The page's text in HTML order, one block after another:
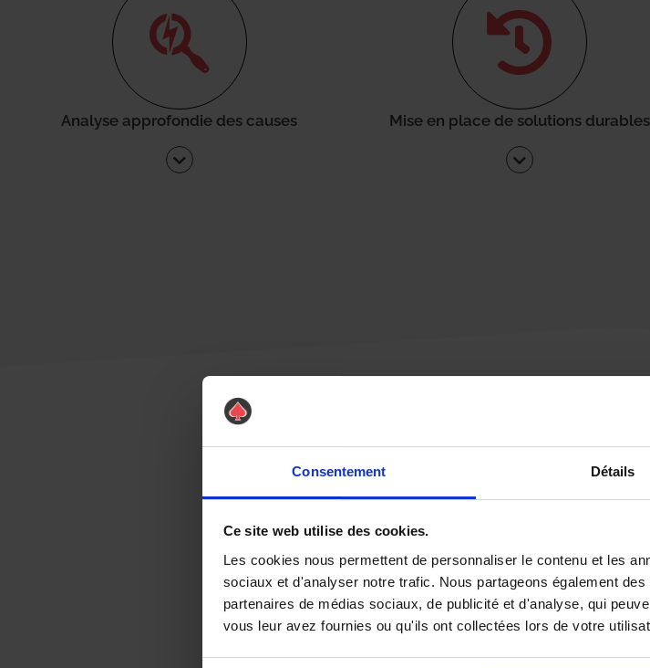
Consentement Détails
Ce site web utilise des cookies.
Les cookies nous permettent de personnaliser le contenu et les
sociaux et d'analyser notre trafic. Nous partageons également
partenaires de médias sociaux, de publicité et d'analyse, qui
vous leur avez fournies ou qu'ils ont collectées lors de votre
Analyse approfondie des causes Mise en place de solutions durables